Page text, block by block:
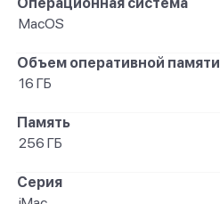
MacOS
Объем оперативной памяти
16 ГБ
Память
256 ГБ
Серия